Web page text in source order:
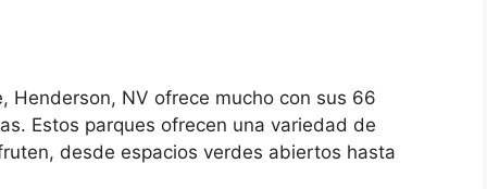
Henderson, NV ofrece mucho con sus 66
Estos parques ofrecen una variedad de
desde espacios verdes abiertos hasta